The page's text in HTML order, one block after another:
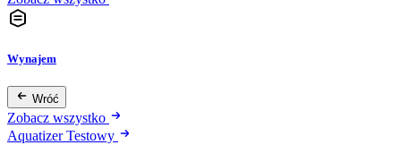
Wynajem
Wróć
Zobacz wszystko
Aquatizer Testowy